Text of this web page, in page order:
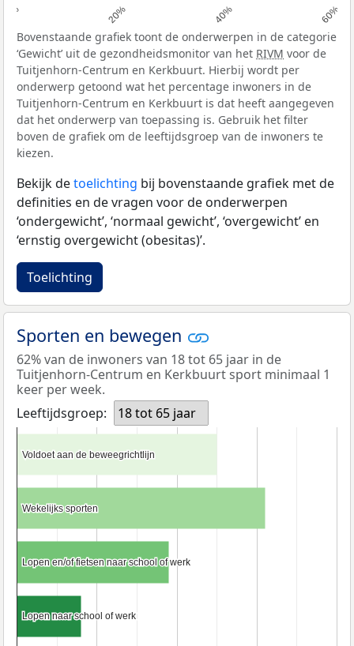
0% 20% 40% 60%
Bovenstaande grafiek toont de onderwerpen in de categorie
‘Gewicht’ uit de gezondheidsmonitor van het RIVM voor de
Tuitjenhorn-Centrum en Kerkbuurt. Hierbij wordt per
onderwerp getoond wat het percentage inwoners in de
Tuitjenhorn-Centrum en Kerkbuurt is dat heeft aangegeven
dat het onderwerp van toepassing is. Gebruik het filter
boven de grafiek om de leeftijdsgroep van de inwoners te
kiezen.
Bekijk detoelichting bij bovenstaande grafiek met de
definities en de vragen voor de onderwerpen
‘ondergewicht’, ‘normaal gewicht’, ‘overgewicht’ en
‘ernstig overgewicht (obesitas)’.
Toelichting
Sporten en bewegen
62% van de inwoners van 18 tot 65 jaar in de
Tuitjenhorn-Centrum en Kerkbuurt sport minimaal 1
keer per week.
Leeftijdsgroep:
18 tot 65 jaar
Voldoet aan de beweegrichtlijn
Voldoet aan de beweegrichtlijn
Wekelijks sporten
Wekelijks sporten
Lopen en/of fietsen naar school of werk
Lopen en/of fietsen naar school of werk
Lopen naar school of werk
Lopen naar school of werk